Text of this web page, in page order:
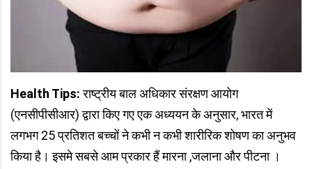
Health Tips:राष्ट्रीय बाल अधिकार संरक्षण आयोग
(एनसीपीसीआर) द्वारा किए गए एक अध्ययन के अनुसार, भारत में
लगभग 25 प्रतिशत बच्चों ने कभी न कभी शारीरिक शोषण का अनुभव
किया है। इसमे सबसे आम प्रकार हैं मारना ,जलाना और पीटना ।